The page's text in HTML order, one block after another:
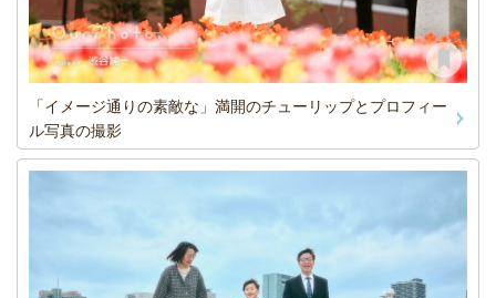
「イメージ通りの素敵な」満開のチューリップとプロフィー
ル写真の撮影